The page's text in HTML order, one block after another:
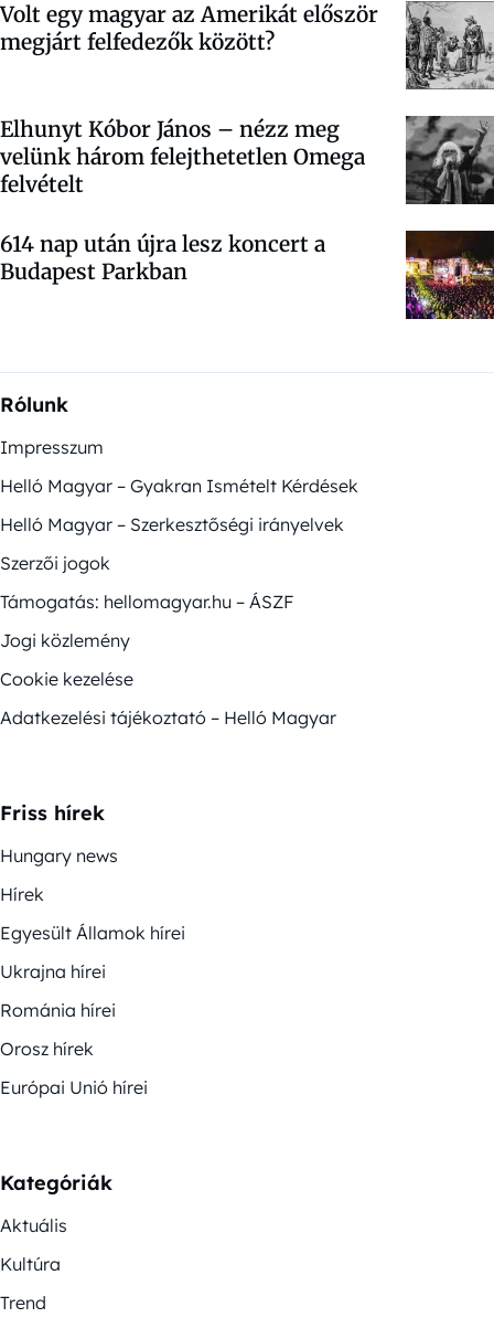
Volt egy magyar az Amerikát először
megjárt felfedezők között?
Elhunyt Kóbor János – nézz meg
velünk három felejthetetlen Omega
felvételt
614 nap után újra lesz koncert a
Budapest Parkban
Rólunk
Impresszum
Helló Magyar – Gyakran Ismételt Kérdések
Helló Magyar – Szerkesztőségi irányelvek
Szerzői jogok
Támogatás: hellomagyar.hu – ÁSZF
Jogi közlemény
Cookie kezelése
Adatkezelési tájékoztató – Helló Magyar
Friss hírek
Hungary news
Hírek
Egyesült Államok hírei
Ukrajna hírei
Románia hírei
Orosz hírek
Európai Unió hírei
Kategóriák
Aktuális
Kultúra
Trend